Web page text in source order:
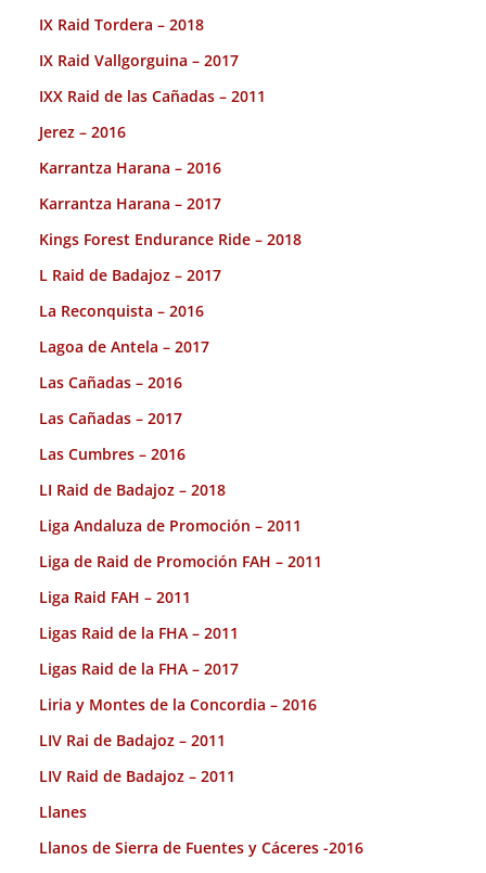
IX Raid Tordera – 2018
IX Raid Vallgorguina – 2017
IXX Raid de las Cañadas – 2011
Jerez – 2016
Karrantza Harana – 2016
Karrantza Harana – 2017
Kings Forest Endurance Ride – 2018
L Raid de Badajoz – 2017
La Reconquista – 2016
Lagoa de Antela – 2017
Las Cañadas – 2016
Las Cañadas – 2017
Las Cumbres – 2016
LI Raid de Badajoz – 2018
Liga Andaluza de Promoción – 2011
Liga de Raid de Promoción FAH – 2011
Liga Raid FAH – 2011
Ligas Raid de la FHA – 2011
Ligas Raid de la FHA – 2017
Liria y Montes de la Concordia – 2016
LIV Rai de Badajoz – 2011
LIV Raid de Badajoz – 2011
Llanes
Llanos de Sierra de Fuentes y Cáceres -2016